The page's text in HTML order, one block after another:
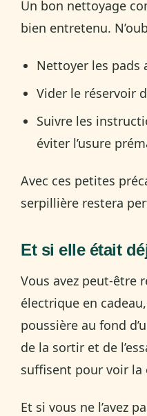
Un bon nettoyage
bien entretenu.
Nettoyer les pads
Vider le réservoir
Suivre les
éviter l’usure
Avec ces petites
serpillière restera
Et si elle était
Vous avez peut-être
électrique en
poussière au fond
de la sortir et de
suffisent pour voir la
Et si vous ne l’avez